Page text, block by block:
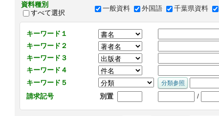
資料種別
すべて選択
一般資料 外国語 千葉県資料
キーワード１
キーワード２
キーワード３
キーワード４
キーワード５
請求記号
別置 /